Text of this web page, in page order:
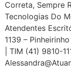
Correta, Sempre
Tecnologias Do
Atendentes
1139 –
| TIM (41) 9810-